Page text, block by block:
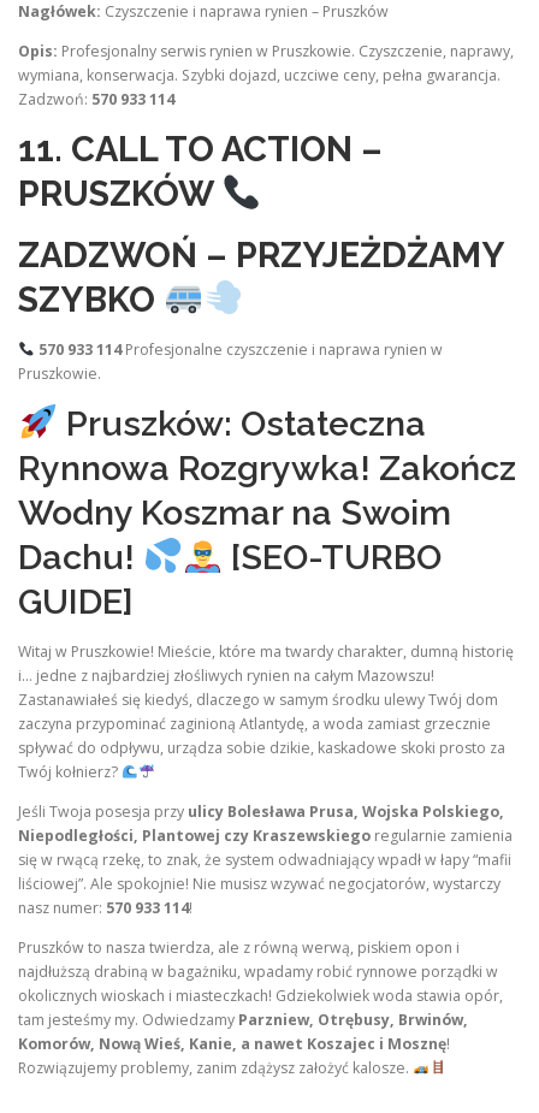
Nagłówek: Czyszczenie i naprawa rynien – Pruszków
Opis: Profesjonalny serwis rynien w Pruszkowie. Czyszczenie, naprawy,
wymiana, konserwacja. Szybki dojazd, uczciwe ceny, pełna gwarancja.
Zadzwoń: 570 933 114
11. CALL TO ACTION –
PRUSZKÓW
ZADZWOŃ – PRZYJEŻDŻAMY
SZYBKO
570 933 114Profesjonalne czyszczenie i naprawa rynien w
Pruszkowie.
Pruszków: Ostateczna
Rynnowa Rozgrywka! Zakończ
Wodny Koszmar na Swoim
Dachu!
[SEO-TURBO
GUIDE]
Witaj w Pruszkowie! Mieście, które ma twardy charakter, dumną historię
i… jedne z najbardziej złośliwych rynien na całym Mazowszu!
Zastanawiałeś się kiedyś, dlaczego w samym środku ulewy Twój dom
zaczyna przypominać zaginioną Atlantydę, a woda zamiast grzecznie
spływać do odpływu, urządza sobie dzikie, kaskadowe skoki prosto za
Twój kołnierz?
Jeśli Twoja posesja przy ulicy Bolesława Prusa, Wojska Polskiego,
Niepodległości, Plantowej czy Kraszewskiego regularnie zamienia
się w rwącą rzekę, to znak, że system odwadniający wpadł w łapy “mafii
liściowej”. Ale spokojnie! Nie musisz wzywać negocjatorów, wystarczy
nasz numer: 570 933 114!
Pruszków to nasza twierdza, ale z równą werwą, piskiem opon i
najdłuższą drabiną w bagażniku, wpadamy robić rynnowe porządki w
okolicznych wioskach i miasteczkach! Gdziekolwiek woda stawia opór,
tam jesteśmy my. Odwiedzamy Parzniew, Otrębusy, Brwinów,
Komorów, Nową Wieś, Kanie, a nawet Koszajec i Mosznę!
Rozwiązujemy problemy, zanim zdążysz założyć kalosze.